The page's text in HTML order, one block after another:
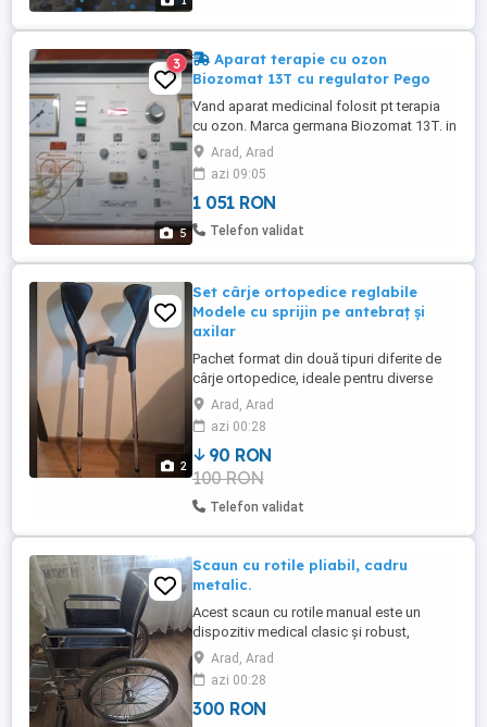
5
3
Aparat terapie cu ozon
Biozomat 13T cu regulator Pego
Vand aparat medicinal folosit pt terapia
cu ozon. Marca germana Biozomat 13T. in
stare f buna,functional. pret 200euro
regulator oxigen,marca Pego,stare f buna
pret 50euro trimit prin curier ,numai cu
plata in avans
Arad, Arad
azi 09:05
1 051 RON
Telefon validat
2
Set cârje ortopedice reglabile
Modele cu sprijin pe antebraț și
axilar
Pachet format din două tipuri diferite de
cârje ortopedice, ideale pentru diverse
etape ale recuperării medicale după
fracturi, entorse sau intervenții chirurgicale
la membrele inferioare. Ambele modele
sunt realizate din aluminiu eloxat rezistent
și ușor, oferind stabilitate și siguranță în
timpul ...
Arad, Arad
azi 00:28
90 RON
100 RON
Telefon validat
Scaun cu rotile pliabil, cadru
metalic.
Acest scaun cu rotile manual este un
dispozitiv medical clasic și robust,
conceput pentru a facilita deplasarea
persoanelor cu mobilitate redusă, fie
temporar, fie permanent.
Arad, Arad
azi 00:28
300 RON